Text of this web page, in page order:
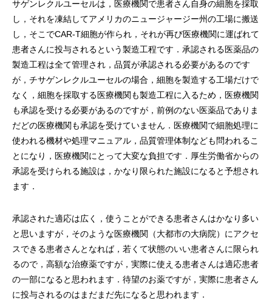
サゲンレクルユーセルは，医療機関で患者さん自身の細胞を採取
し，それを凍結してアメリカのニュージャージー州の工場に搬送
し，そこでCAR-T細胞が作られ，それが再び医療機関に運ばれて
患者さんに投与されるという製造工程です．承認される医薬品の
製造工程は全て管理され，品質が承認される必要があるのです
が，チサゲンレクルユーセルの場合，細胞を製造する工場だけで
なく，細胞を採取する医療機関も製造工程に入るため，医療機関
も承認を受ける必要があるのですが，前例のない医薬品でありま
だどの医療機関も承認を受けていません．医療機関で細胞処理に
使われる機材や処理マニュアル，品質管理体制なども問われるこ
とになり，医療機関にとって大変な負担です．厚生労働省からの
承認を受けられる施設は，かなり限られた施設になると予想され
ます．
承認された適応は広く，使うことができる患者さんはかなり多い
と思いますが，そのような医療機関（大都市の大病院）にアクセ
スできる患者さんとなれば，若くて状態のいい患者さんに限られ
るので，高額な治療薬ですが，実際に使える患者さんは適応患者
の一部になると思われます．待望のお薬ですが，実際に患者さん
に投与されるのはまだまだ先になると思われます．